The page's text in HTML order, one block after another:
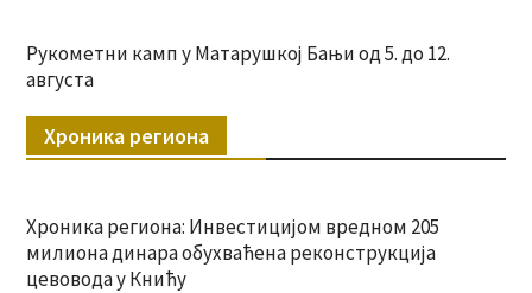
Рукометни камп у Матарушкој Бањи од 5. до 12.
августа
Хроника региона
Хроника региона: Инвестицијом вредном 205
милиона динара обухваћена реконструкција
цевовода у Книћу